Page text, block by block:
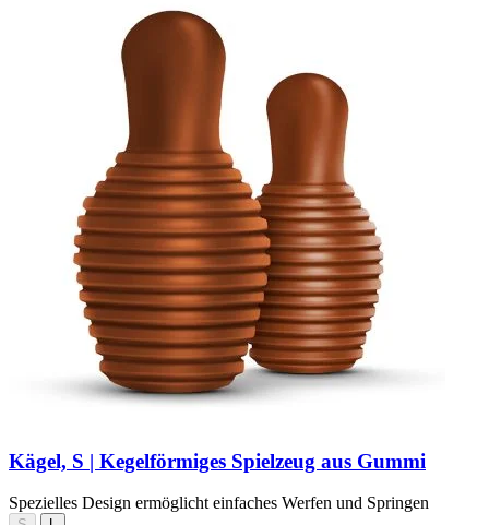
Kägel, S | Kegelförmiges Spielzeug aus Gummi
Spezielles Design ermöglicht einfaches Werfen und Springen